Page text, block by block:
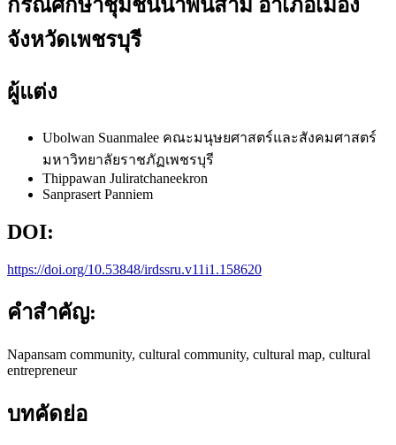
กรณีศึกษาชุมชนนาพันสาม อำเภอเมือง
จังหวัดเพชรบุรี
ผู้แต่ง
Ubolwan Suanmalee คณะมนุษยศาสตร์และสังคมศาสตร์
มหาวิทยาลัยราชภัฏเพชรบุรี
Thippawan Juliratchaneekron
Sanprasert Panniem
DOI:
https://doi.org/10.53848/irdssru.v11i1.158620
คำสำคัญ:
Napansam community, cultural community, cultural map, cultural
entrepreneur
บทคัดย่อ